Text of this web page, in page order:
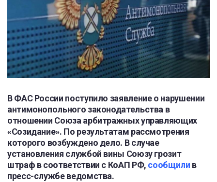
В ФАС России поступило заявление о нарушении
антимонопольного законодательства в
отношении Союза арбитражных управляющих
«Созидание». По результатам рассмотрения
которого возбуждено дело. В случае
установления службой вины Союзу грозит
штраф в соответствии с КоАП РФ, сообщили в
пресс-службе ведомства.